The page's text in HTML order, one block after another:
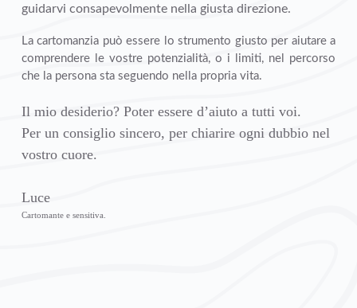
guidarvi consapevolmente nella giusta direzione.
La cartomanzia può essere lo strumento giusto per aiutare a
comprendere le vostre potenzialità, o i limiti, nel percorso
che la persona sta seguendo nella propria vita.
Il mio desiderio? Poter essere d’aiuto a tutti voi.
Per un consiglio sincero, per chiarire ogni dubbio nel
vostro cuore.
Luce
Cartomante e sensitiva.